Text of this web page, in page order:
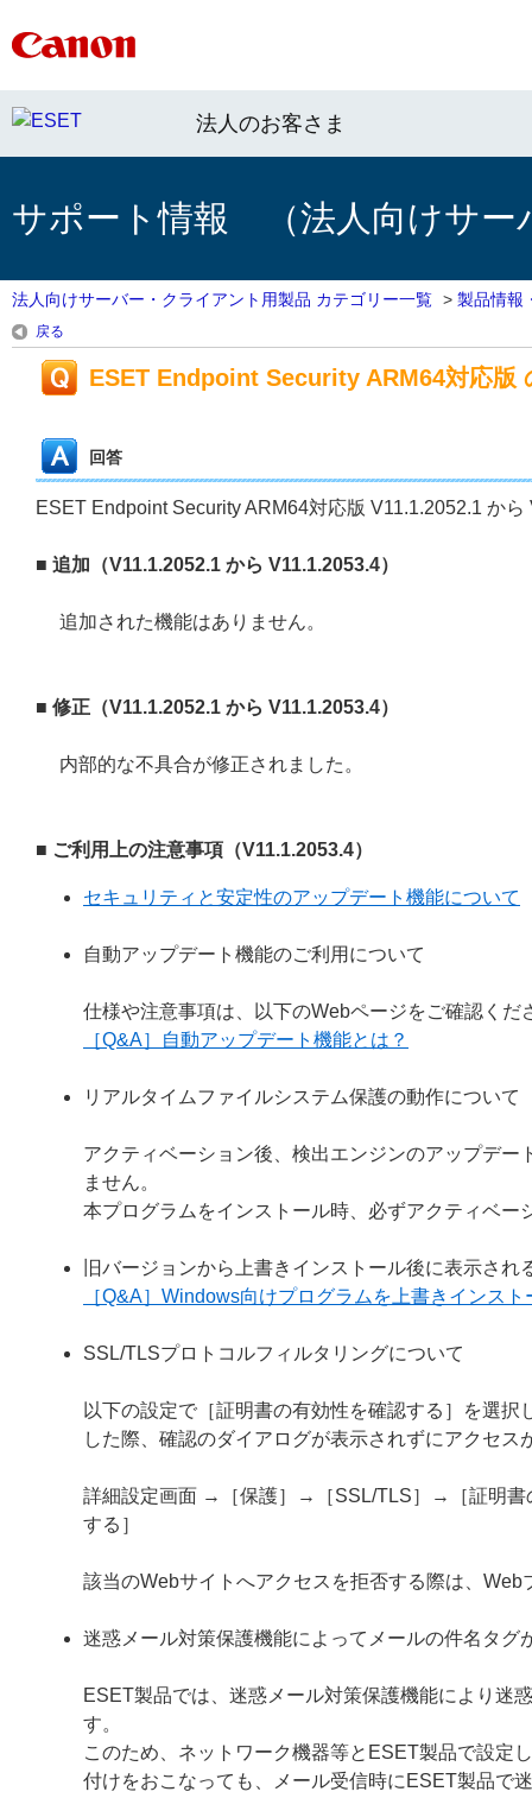
法人のお客さま
サポート情報 （法人向けサー
法人向けサーバー・クライアント用製品 カテゴリー一覧 > 製品情報
戻る
ESET Endpoint Security ARM64対応版
回答
ESET Endpoint Security ARM64対応版 V11.1.2052.1 か
■ 追加（V11.1.2052.1 から V11.1.2053.4）
追加された機能はありません。
■ 修正（V11.1.2052.1 から V11.1.2053.4）
内部的な不具合が修正されました。
■ ご利用上の注意事項（V11.1.2053.4）
セキュリティと安定性のアップデート機能について
自動アップデート機能のご利用について
仕様や注意事項は、以下のWebページをご確認くだ
［Q&A］自動アップデート機能とは？
リアルタイムファイルシステム保護の動作について
アクティベーション後、検出エンジンのアップデ
ません。
本プログラムをインストール時、必ずアクティベ
旧バージョンから上書きインストール後に表示され
［Q&A］Windows向けプログラムを上書きインス
SSL/TLSプロトコルフィルタリングについて
以下の設定で［証明書の有効性を確認する］を選
した際、確認のダイアログが表示されずにアクセス
詳細設定画面 →［保護］→［SSL/TLS］→［証明書
する］
該当のWebサイトへアクセスを拒否する際は、
迷惑メール対策保護機能によってメールの件名タグ
ESET製品では、迷惑メール対策保護機能により迷
す。
このため、ネットワーク機器等とESET製品で設定
付けをおこなっても、メール受信時にESET製品で